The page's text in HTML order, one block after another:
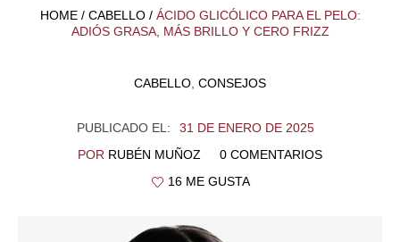
HOME / CABELLO / ÁCIDO GLICÓLICO PARA EL PELO:
ADIÓS GRASA, MÁS BRILLO Y CERO FRIZZ
CABELLO, CONSEJOS
PUBLICADO EL:
31 DE ENERO DE 2025
POR RUBÉN MUÑOZ
0 COMENTARIOS
16 ME GUSTA